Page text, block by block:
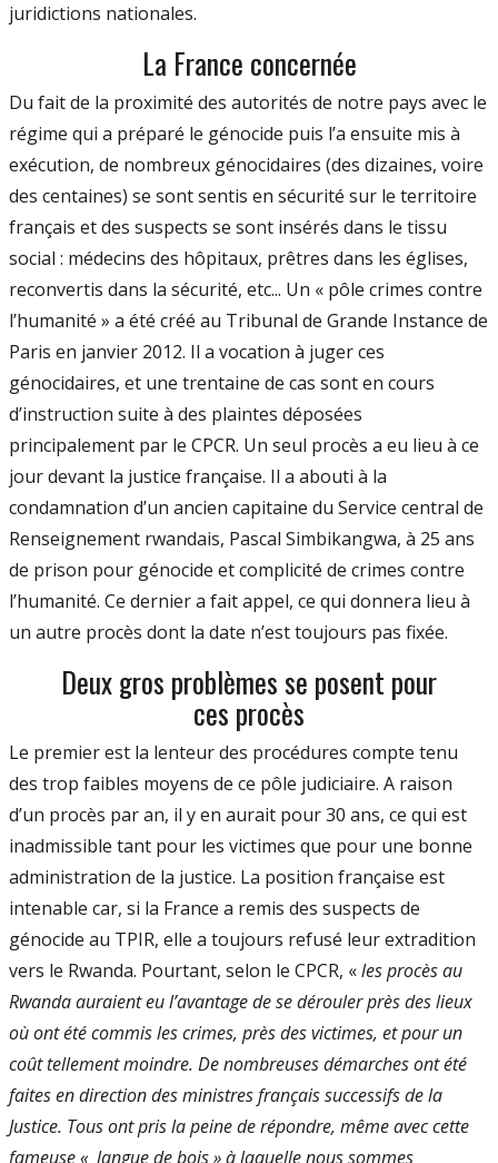
juridictions nationales.
La France concernée
Du fait de la proximité des autorités de notre pays avec le
régime qui a préparé le génocide puis l’a ensuite mis à
exécution, de nombreux génocidaires (des dizaines, voire
des centaines) se sont sentis en sécurité sur le territoire
français et des suspects se sont insérés dans le tissu
social : médecins des hôpitaux, prêtres dans les églises,
reconvertis dans la sécurité, etc... Un « pôle crimes contre
l’humanité » a été créé au Tribunal de Grande Instance de
Paris en janvier 2012. Il a vocation à juger ces
génocidaires, et une trentaine de cas sont en cours
d’instruction suite à des plaintes déposées
principalement par le CPCR. Un seul procès a eu lieu à ce
jour devant la justice française. Il a abouti à la
condamnation d’un ancien capitaine du Service central de
Renseignement rwandais, Pascal Simbikangwa, à 25 ans
de prison pour génocide et complicité de crimes contre
l’humanité. Ce dernier a fait appel, ce qui donnera lieu à
un autre procès dont la date n’est toujours pas fixée.
Deux gros problèmes se posent pour
ces procès
Le premier est la lenteur des procédures compte tenu
des trop faibles moyens de ce pôle judiciaire. A raison
d’un procès par an, il y en aurait pour 30 ans, ce qui est
inadmissible tant pour les victimes que pour une bonne
administration de la justice. La position française est
intenable car, si la France a remis des suspects de
génocide au TPIR, elle a toujours refusé leur extradition
vers le Rwanda. Pourtant, selon le CPCR, «les procès au
Rwanda auraient eu l’avantage de se dérouler près des lieux
où ont été commis les crimes, près des victimes, et pour un
coût tellement moindre. De nombreuses démarches ont été
faites en direction des ministres français successifs de la
Justice. Tous ont pris la peine de répondre, même avec cette
fameuse « langue de bois » à laquelle nous sommes